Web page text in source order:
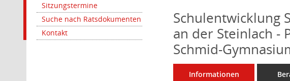
Sitzungstermine
Suche nach Ratsdokumenten
Kontakt
Schulentwicklung
an der Steinlach -
Schmid-
Informationen